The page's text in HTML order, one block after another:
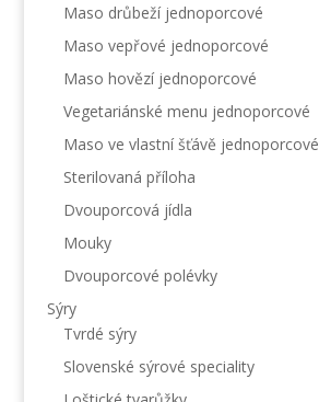
Maso drůbeží jednoporcové
Maso vepřové jednoporcové
Maso hovězí jednoporcové
Vegetariánské menu jednoporcové
Maso ve vlastní šťávě jednoporcové
Sterilovaná příloha
Dvouporcová jídla
Mouky
Dvouporcové polévky
Sýry
Tvrdé sýry
Slovenské sýrové speciality